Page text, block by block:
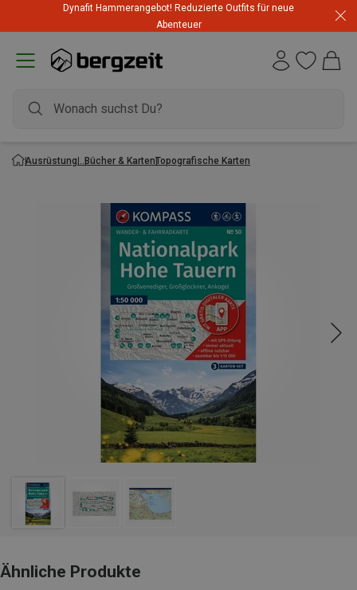
Dynafit Hammerangebot! Reduzierte Outfits für neue
Abenteuer
Ausrüstung Bücher & KartenTopografische Karten
Ähnliche Produkte